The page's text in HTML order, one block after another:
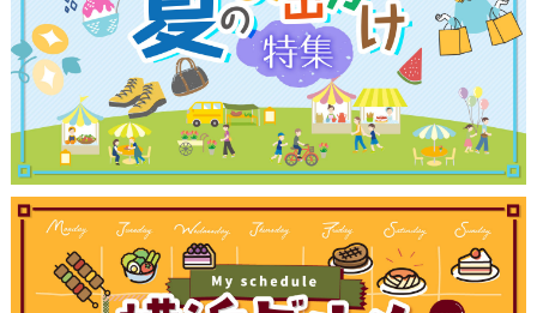
ランキング
ブログ記事
サイトについて